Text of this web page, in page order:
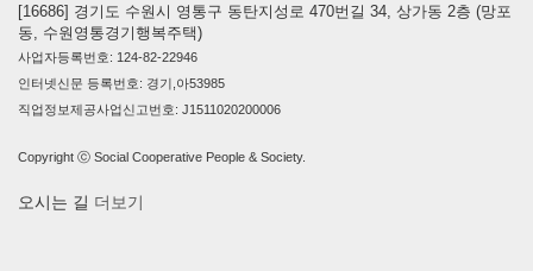
[16686] 경기도 수원시 영통구 동탄지성로 470번길 34, 상가동 2층 (망포
동, 수원영통경기행복주택)
사업자등록번호: 124-82-22946
인터넷신문 등록번호: 경기,아53985
직업정보제공사업신고번호: J1511020200006
Copyright ⓒ Social Cooperative People & Society.
오시는 길 더보기